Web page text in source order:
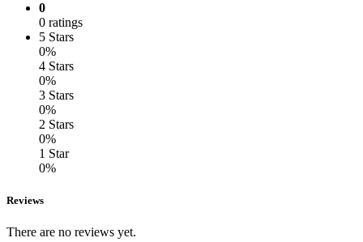
0
0 ratings
5 Stars
0%
4 Stars
0%
3 Stars
0%
2 Stars
0%
1 Star
0%
Reviews
There are no reviews yet.